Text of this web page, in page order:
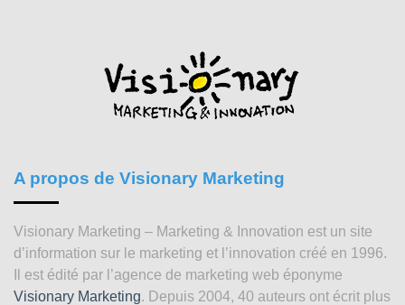
A propos de Visionary Marketing
Visionary Marketing – Marketing & Innovation est un site
d’information sur le marketing et l’innovation créé en 1996.
Il est édité par l’agence de marketing web éponyme
Visionary Marketing. Depuis 2004, 40 auteurs ont écrit plus